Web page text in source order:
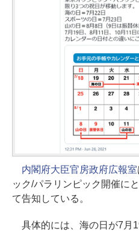
内閣府大臣官房政府広報室
ック/パラリンピック開催に
て告知している。
具体的には、海の日が7月